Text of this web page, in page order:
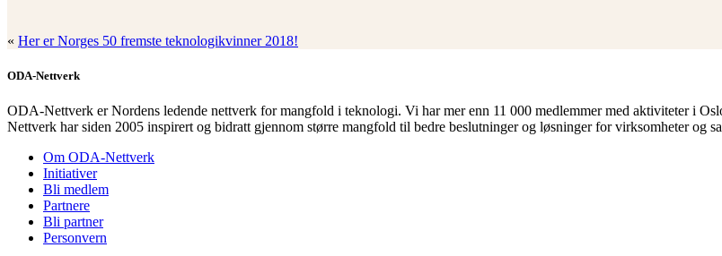
« Her er Norges 50 fremste teknologikvinner 2018!
ODA-Nettverk
ODA-Nettverk er Nordens ledende nettverk for mangfold i teknologi. Vi har mer enn 11 000 medlemmer med aktiviteter i
Nettverk har siden 2005 inspirert og bidratt gjennom større mangfold til bedre beslutninger og løsninger for virksomheter og
Om ODA-Nettverk
Initiativer
Bli medlem
Partnere
Bli partner
Personvern